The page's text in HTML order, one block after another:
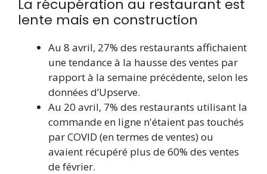
La récupération au restaurant est
lente mais en construction
Au 8 avril, 27% des restaurants affichaient
une tendance à la hausse des ventes par
rapport à la semaine précédente, selon les
données d’Upserve.
Au 20 avril, 7% des restaurants utilisant la
commande en ligne n'étaient pas touchés
par COVID (en termes de ventes) ou
avaient récupéré plus de 60% des ventes
de février.